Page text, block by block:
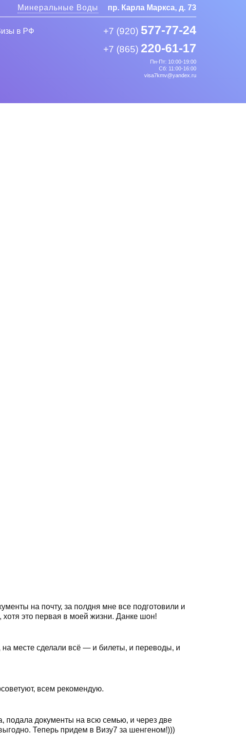
Минеральные Воды пр. Карла Маркса, д. 73
в РФ +7 (920) 577-77-24
+7 (865) 220-61-17
Пн-Пт: 10:00-19:00
Сб: 11:00-16:00
visa7kmv@yandex.ru
на почту, за полдня мне все подготовили и
это первая в моей жизни. Данке шон!
месте сделали всё — и билеты, и переводы, и
всем рекомендую.
подала документы на всю семью, и через две
Теперь придем в Визу7 за шенгеном!)))